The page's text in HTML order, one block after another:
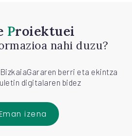
Proiektuei
nahi duzu?
berri eta ekintza
digitalaren bidez
izena